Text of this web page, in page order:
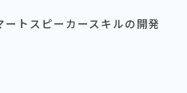
トスピーカースキルの開発